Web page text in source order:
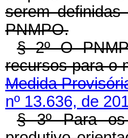
serem
PNMPO.
§ 2º O
recursos para o
Medida
nº 13.636, de
§ 3º Para os